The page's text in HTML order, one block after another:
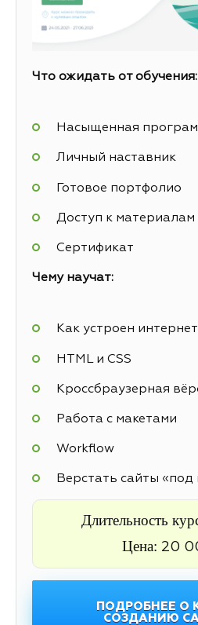
Что ожидать от обучения:
Насыщенная
Личный наставник
Готовое портфолио
Доступ к материалам
Сертификат
Чему научат:
Как устроен интернет
HTML и CSS
Кроссбраузерная
Работа с макетами
Workflow
Верстать сайты «под
Длительность
Цена: 20
ПОДРОБНЕЕ О
СОЗДАНИЮ